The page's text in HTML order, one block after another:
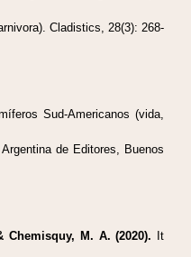
Cladistics, 28(3): 268-
Sud-Americanos (vida,
de Editores, Buenos
Chemisquy, M. A. (2020). It